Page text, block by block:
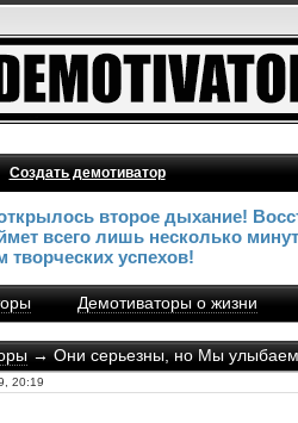
Создать демотиватор
второе дыхание!
всего лишь несколько
творческих успехов!
Демотиваторы о жизни
→ Они серьезны, но Мы
20:19